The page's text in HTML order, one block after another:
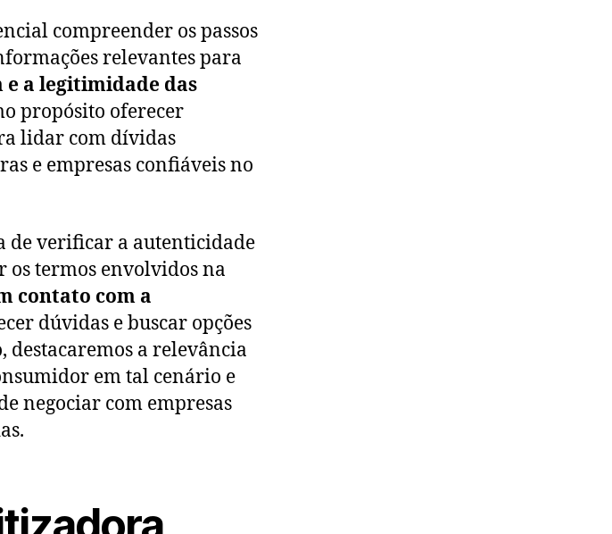
compreender os passos
relevantes para
a legitimidade das
propósito oferecer
lidar com dívidas
e empresas confiáveis no
de verificar a autenticidade
termos envolvidos na
contato com a
dúvidas e buscar opções
destacaremos a relevância
em tal cenário e
negociar com empresas